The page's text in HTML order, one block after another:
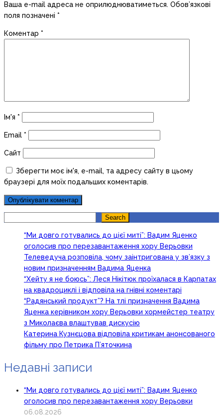
Ваша e-mail адреса не оприлюднюватиметься. Обов’язкові
поля позначені *
Коментар *
Ім'я *
Email *
Сайт
Зберегти моє ім'я, e-mail, та адресу сайту в цьому
браузері для моїх подальших коментарів.
Search
“Ми довго готувались до цієї миті”: Вадим Яценко
оголосив про перезавантаження хору Верьовки
Телеведуча розповіла, чому заінтригована у зв’язку з
новим призначенням Вадима Яценка
“Хейту я не боюсь”: Леся Нікітюк проїхалася в Карпатах
на квадроциклі і відповіла на гнівні коментарі
“Радянський продукт”? На тлі призначення Вадима
Яценка керівником хору Верьовки хормейстер театру
з Миколаєва влаштував дискусію
Катерина Кузнєцова відповіла критикам анонсованого
фільму про Петрика П’яточкина
Недавні записи
“Ми довго готувались до цієї миті”: Вадим Яценко
оголосив про перезавантаження хору Верьовки
06.08.2026